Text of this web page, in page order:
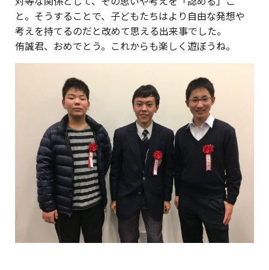
と。そうすることで、子どもたちはより自由な発想や
考えを持てるのだと改めて思える出来事でした。
侑誠君、おめでとう。これからも楽しく遊ぼうね。